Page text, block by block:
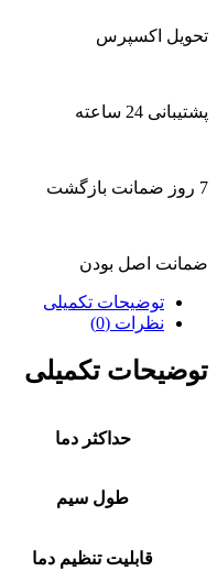
تحویل اکسپرس
پشتیبانی 24 ساعته
7 روز ضمانت بازگشت
ضمانت اصل بودن
توضیحات تکمیلی
نظرات (0)
توضیحات تکمیلی
حداکثر دما
طول سیم
قابلیت تنظیم دما